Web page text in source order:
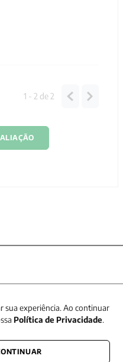
1 - 2 de2
sua experiência. Ao continuar
Política de Privacidade.